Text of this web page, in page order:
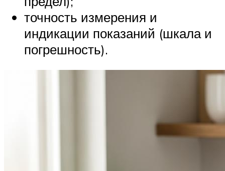
точность измерения и
индикации показаний (шкала и
погрешность).